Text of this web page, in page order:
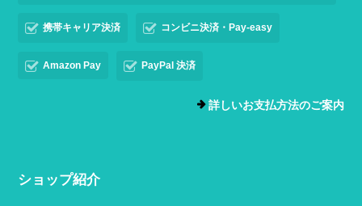
携帯キャリア決済 コンビニ決済・Pay-easy
Amazon Pay PayPal 決済
詳しいお支払方法のご案内
ショップ紹介